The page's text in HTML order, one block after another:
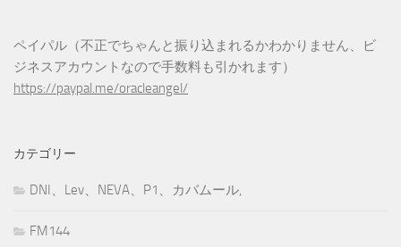
ペイパル（不正でちゃんと振り込まれるかわかりません、ビ
ジネスアカウントなので手数料も引かれます）
https://paypal.me/oracleangel/
カテゴリー
DNI、Lev、NEVA、P1、カバムール,
FM144